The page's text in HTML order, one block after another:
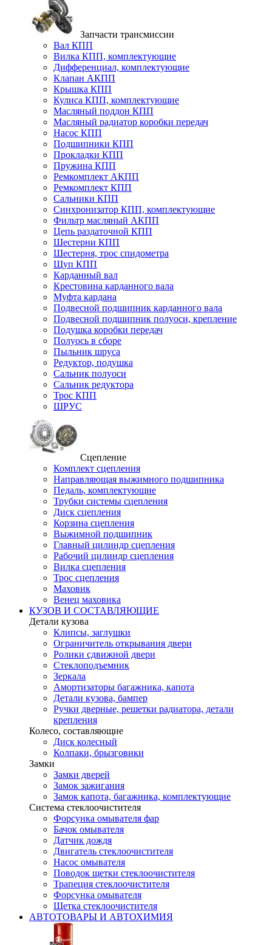
Запчасти трансмиссии
Вал КПП
Вилка КПП, комплектующие
Дифференциал, комплектующие
Клапан АКПП
Крышка КПП
Кулиса КПП, комплектующие
Масляный поддон КПП
Масляный радиатор коробки передач
Насос КПП
Подшипники КПП
Прокладки КПП
Пружина КПП
Ремкомплект АКПП
Ремкомплект КПП
Сальники КПП
Синхронизатор КПП, комплектующие
Фильтр масляный АКПП
Цепь раздаточной КПП
Шестерни КПП
Шестерня, трос спидометра
Щуп КПП
Карданный вал
Крестовина карданного вала
Муфта кардана
Подвесной подшипник карданного вала
Подвесной подшипник полуоси, крепление
Подушка коробки передач
Полуось в сборе
Пыльник шруса
Редуктор, подушка
Сальник полуоси
Сальник редуктора
Трос КПП
ШРУС
Сцепление
Комплект сцепления
Направляющая выжимного подшипника
Педаль, комплектующие
Трубки системы сцепления
Диск сцепления
Корзина сцепления
Выжимной подшипник
Главный цилиндр сцепления
Рабочий цилиндр сцепления
Вилка сцепления
Трос сцепления
Маховик
Венец маховика
КУЗОВ И СОСТАВЛЯЮЩИЕ
Детали кузова
Клипсы, заглушки
Ограничитель открывания двери
Ролики сдвижной двери
Стеклоподъемник
Зеркала
Амортизаторы багажника, капота
Детали кузова, бампер
Ручки дверные, решетки радиатора, детали
крепления
Колесо, составляющие
Диск колесный
Колпаки, брызговики
Замки
Замки дверей
Замок зажигания
Замок капота, багажника, комплектующие
Система стеклоочистителя
Форсунка омывателя фар
Бачок омывателя
Датчик дождя
Двигатель стеклоочистителя
Насос омывателя
Поводок щетки стеклоочистителя
Трапеция стеклоочистителя
Форсунка омывателя
Щетка стеклоочистителя
АВТОТОВАРЫ И АВТОХИМИЯ